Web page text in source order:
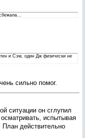
и Сэм, один Дж физически не
сильно помог.
ситуации он сглупил
испытывая
действительно